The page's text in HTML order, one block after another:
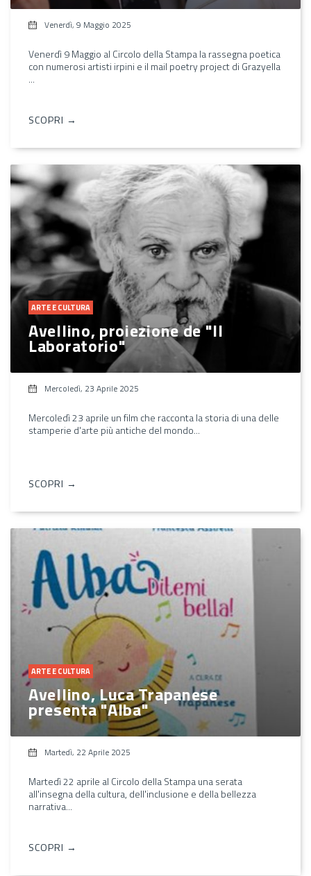
Venerdì, 9 Maggio 2025
Venerdì 9 Maggio al Circolo della Stampa la rassegna poetica
con numerosi artisti irpini e il mail poetry project di Grazyella
...
SCOPRI →
ARTE E CULTURA
Avellino, proiezione de "Il
Laboratorio"
Mercoledì, 23 Aprile 2025
Mercoledì 23 aprile un film che racconta la storia di una delle
stamperie d'arte più antiche del mondo...
SCOPRI →
ARTE E CULTURA
Avellino, Luca Trapanese
presenta "Alba"
Martedì, 22 Aprile 2025
Martedì 22 aprile al Circolo della Stampa una serata
all'insegna della cultura, dell'inclusione e della bellezza
narrativa...
SCOPRI →